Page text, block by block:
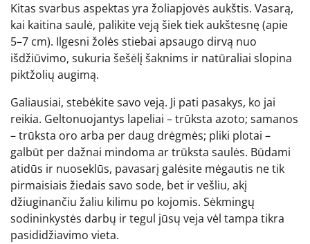
Kitas svarbus aspektas yra žoliapjovės aukštis. Vasarą,
kai kaitina saulė, palikite veją šiek tiek aukštesnę (apie
5–7 cm). Ilgesni žolės stiebai apsaugo dirvą nuo
išdžiūvimo, sukuria šešėlį šaknims ir natūraliai slopina
piktžolių augimą.
Galiausiai, stebėkite savo veją. Ji pati pasakys, ko jai
reikia. Geltonuojantys lapeliai – trūksta azoto; samanos
– trūksta oro arba per daug drėgmės; pliki plotai –
galbūt per dažnai mindoma ar trūksta saulės. Būdami
atidūs ir nuoseklūs, pavasarį galėsite mėgautis ne tik
pirmaisiais žiedais savo sode, bet ir vešliu, akį
džiuginančiu žaliu kilimu po kojomis. Sėkmingų
sodininkystės darbų ir tegul jūsų veja vėl tampa tikra
pasididžiavimo vieta.